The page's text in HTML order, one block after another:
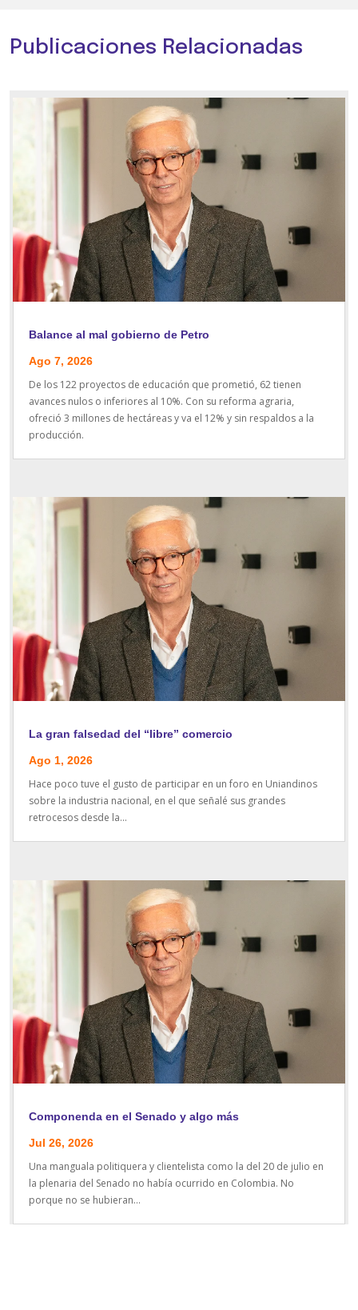
Publicaciones Relacionadas
Balance al mal gobierno de Petro
Ago 7, 2026
De los 122 proyectos de educación que prometió, 62 tienen
avances nulos o inferiores al 10%. Con su reforma agraria,
ofreció 3 millones de hectáreas y va el 12% y sin respaldos a la
producción.
La gran falsedad del “libre” comercio
Ago 1, 2026
Hace poco tuve el gusto de participar en un foro en Uniandinos
sobre la industria nacional, en el que señalé sus grandes
retrocesos desde la...
Componenda en el Senado y algo más
Jul 26, 2026
Una manguala politiquera y clientelista como la del 20 de julio en
la plenaria del Senado no había ocurrido en Colombia. No
porque no se hubieran...